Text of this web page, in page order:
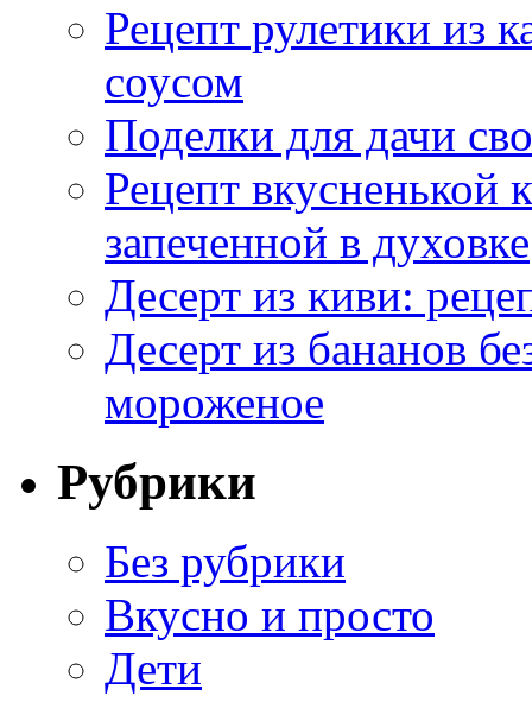
Рецепт рулетики из
соусом
Поделки для дачи
Рецепт
запеченной в духовке
Десерт из киви:
Десерт из бананов
мороженое
Рубрики
Без рубрики
Вкусно и просто
Дети